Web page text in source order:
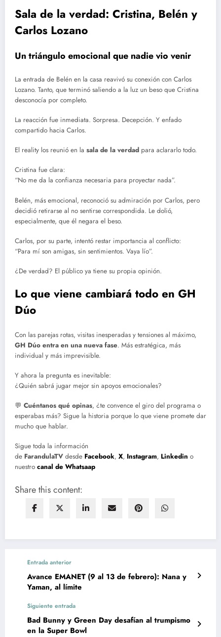
Sala de la verdad: Cristina, Belén y
Carlos Lozano
Un triángulo emocional que nadie vio venir
La entrada de Belén en la casa reavivó su conexión con Carlos
Lozano. Tanto, que terminó saliendo a la luz un beso que Cristina
desconocía por completo.
La reacción fue inmediata. Sorpresa. Decepción. Y enfado
compartido hacia Carlos.
El reality los reunió en la sala de la verdad para aclararlo todo.
Cristina fue clara:
“No me da la confianza necesaria para proyectar nada”.
Belén, más emocional, reconoció su admiración por Carlos, pero
decidió retirarse al no sentirse correspondida. Le dolió,
especialmente, que él negara el beso.
Carlos, por su parte, intentó restar importancia al conflicto:
“Para mí son amigas, sin sentimientos. Vaya lío”.
¿De verdad? El público ya tiene su propia opinión.
Lo que viene cambiará todo en GH
Dúo
Con las parejas rotas, visitas inesperadas y tensiones al máximo,
GH Dúo entra en una nueva fase. Más estratégica, más
individual y más imprevisible.
Y ahora la pregunta es inevitable:
¿Quién sabrá jugar mejor sin apoyos emocionales?
💬 Cuéntanos qué opinas, ¿te convence el giro del programa o
esperabas más? Sigue la historia porque lo que viene promete dar
mucho que hablar.
Sigue toda la información
de FarandulaTV desde Facebook, X, Instagram, Linkedin o
nuestro canal de Whatsaap
Share this content:
Entrada anterior
Avance EMANET (9 al 13 de febrero): Nana y
Yaman, al límite
Siguiente entrada
Bad Bunny y Green Day desafían al trumpismo
en la Super Bowl